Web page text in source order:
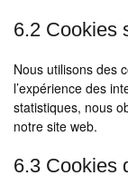
6.2 Cookies
Nous utilisons des
l’expérience des
statistiques, nous
notre site web.
6.3 Cookies